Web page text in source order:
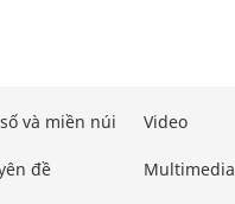
và miền núi
đề
Video
Multimedia